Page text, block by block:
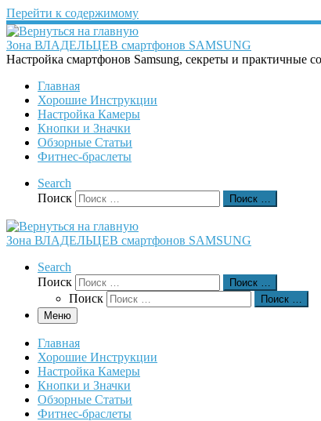
Перейти к содержимому
Зона ВЛАДЕЛЬЦЕВ смартфонов SAMSUNG
Настройка смартфонов Samsung, секреты и
Главная
Хорошие Инструкции
Настройка Камеры
Кнопки и Значки
Обзорные Статьи
Фитнес-браслеты
Search
Поиск
Поиск …
Зона ВЛАДЕЛЬЦЕВ смартфонов SAMSUNG
Search
Поиск
Поиск …
Поиск
Поиск …
Меню
Главная
Хорошие Инструкции
Настройка Камеры
Кнопки и Значки
Обзорные Статьи
Фитнес-браслеты